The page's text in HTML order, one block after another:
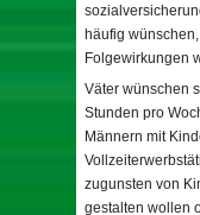
häufig
Folgewirkungen
Väter wünschen
Stunden pro
Männern mit
zugunsten von
gestalten wollen